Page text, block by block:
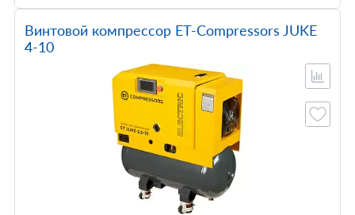
Винтовой компрессор ET-Compressors JUKE
4-10